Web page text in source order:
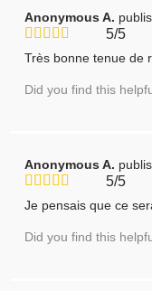
Anonymous A.
5/5
Très bonne tenue de
Did you find this
Anonymous A.
5/5
Je pensais que ce
Did you find this